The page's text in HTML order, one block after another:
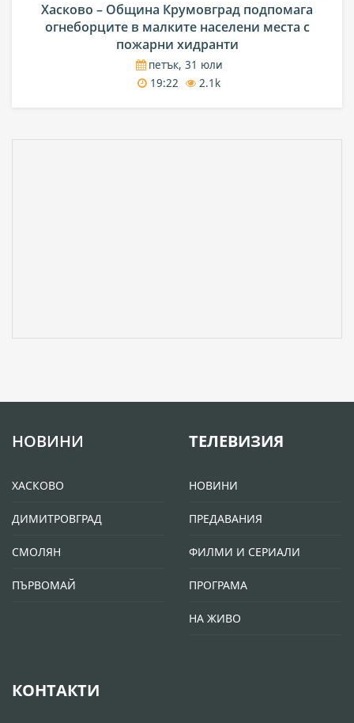
Хасково – Община Крумовград подпомага
огнеборците в малките населени места с
пожарни хидранти
петък, 31 юли
19:22
2.1k
НОВИНИ
ХАСКОВО
ДИМИТРОВГРАД
СМОЛЯН
ПЪРВОМАЙ
ТЕЛЕВИЗИЯ
НОВИНИ
ПРЕДАВАНИЯ
ФИЛМИ И СЕРИАЛИ
ПРОГРАМА
НА ЖИВО
КОНТАКТИ